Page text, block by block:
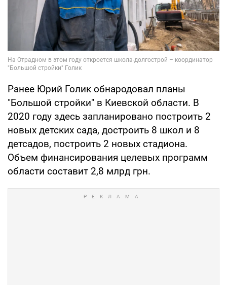
Ранее Юрий Голик обнародовал планы
"Большой стройки" в Киевской области. В
2020 году здесь запланировано построить 2
новых детских сада, достроить 8 школ и 8
детсадов, построить 2 новых стадиона.
Объем финансирования целевых программ
области составит 2,8 млрд грн.